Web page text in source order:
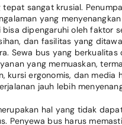
tepat sangat krusial.
yang
bisa dipengaruhi oleh faktor
dan fasilitas yang
Sewa bus yang berkualitas
yang memuaskan,
kursi ergonomis, dan media
jauh lebih
hal yang tidak
Penyewa bus harus